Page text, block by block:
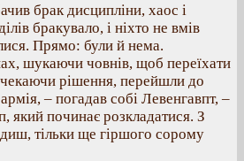
брак дисципліни, хаос і
бракувало, і ніхто не вмів
Прямо: були й нема.
шукаючи човнів, щоб переїхати
рішення, перейшли до
– погадав собі Левенгавпт, –
який починає розкладатися. З
тільки ще гіршого сорому